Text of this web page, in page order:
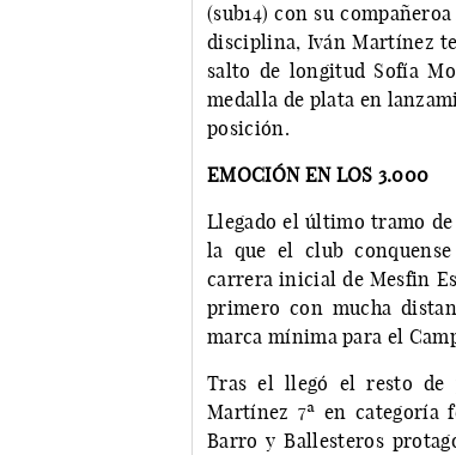
(sub14) con su
disciplina, Iván Martínez
salto de longitud Sofía
medalla de plata en
posición.
EMOCIÓN EN LOS 3.000
Llegado el último tramo
la que el club
carrera inicial de Mesfin
primero con mucha
marca mínima para el
Tras el llegó el resto de
Martínez 7ª en categoría
Barro y Ballesteros